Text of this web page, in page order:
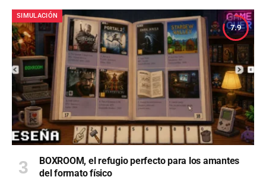
7.9
SIMULACIÓN
BOXROOM, el refugio perfecto para los amantes
del formato físico